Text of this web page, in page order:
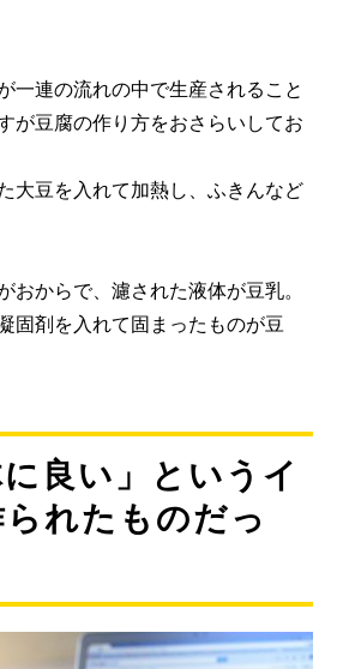
一連の流れの中で生産されること
が豆腐の作り方をおさらいしてお
大豆を入れて加熱し、ふきんなど
おからで、濾された液体が豆乳。
固剤を入れて固まったものが豆
に良い」というイ
れたものだっ